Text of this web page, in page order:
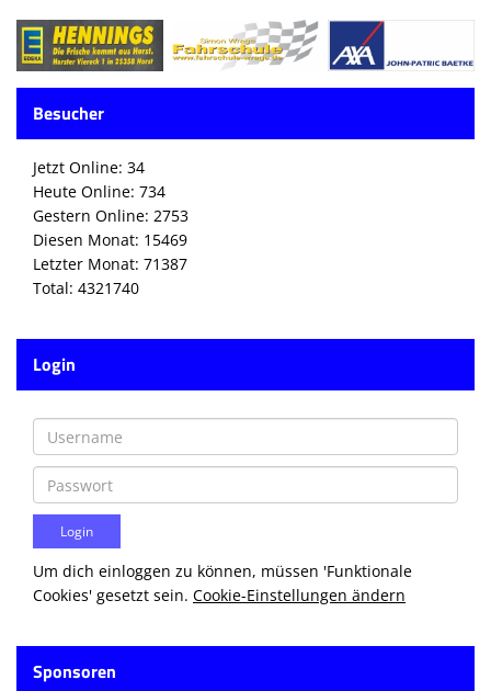
Besucher
Jetzt Online: 34
Heute Online: 734
Gestern Online: 2753
Diesen Monat: 15469
Letzter Monat: 71387
Total: 4321740
Login
Um dich einloggen zu können, müssen 'Funktionale
Cookies' gesetzt sein. Cookie-Einstellungen ändern
Sponsoren